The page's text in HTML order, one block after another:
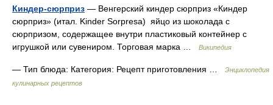
Киндер-сюрприз — Венгерский киндер сюрприз «Киндер
сюрприз» (итал. Kinder Sorpresa) яйцо из шоколада с
сюрпризом, содержащее внутри пластиковый контейнер с
игрушкой или сувениром. Торговая марка …
Википедия
— Тип блюда: Категория: Рецепт приготовления …
Энциклопедия
кулинарных рецептов